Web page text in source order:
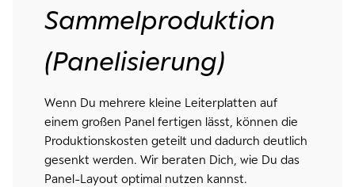
Sammelproduktion
(Panelisierung)
Wenn Du mehrere kleine Leiterplatten auf
einem großen Panel fertigen lässt, können die
Produktionskosten geteilt und dadurch deutlich
gesenkt werden. Wir beraten Dich, wie Du das
Panel-Layout optimal nutzen kannst.